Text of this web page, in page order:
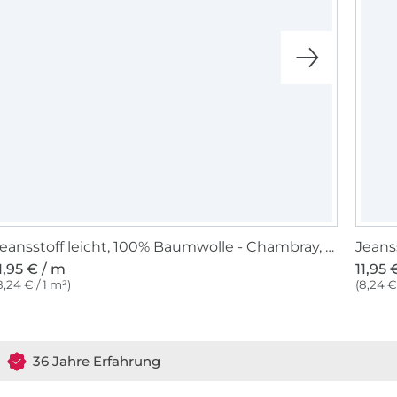
Jeansstoff leicht, 100% Baumwolle - Chambray, hellblau
€ / m
€ / 1 m²)
11,95
(8,24 €
36 Jahre Erfahrung